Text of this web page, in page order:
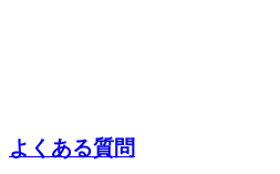
よくある質問